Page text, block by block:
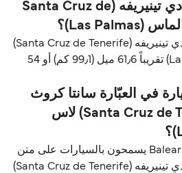
كم تبعد سانتا كروث دي تينيريفه (Santa Cruz de
المسافة بين سانتا كروث دي تينيريفه (Santa Cruz de Tenerife)
و لاس بالماس (Las Palmas) تقريباً 61٫6 ميل (99٫1 كم) أو 54
في العبّارة سانتا كروث
دي تينيريفه (Santa Cruz de Tenerife) لاس
إيه، Balearia & Naviera Armas يسمحون بالسيارات على متن
العبّارات بين سانتا كروث دي تينيريفه (Santa Cruz de Tenerife)